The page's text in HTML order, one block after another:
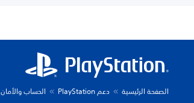
الصفحة الرئيسية دعم PlayStation الحساب والأمان